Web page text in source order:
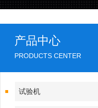
产品中心
PRODUCTS CENTER
试验机